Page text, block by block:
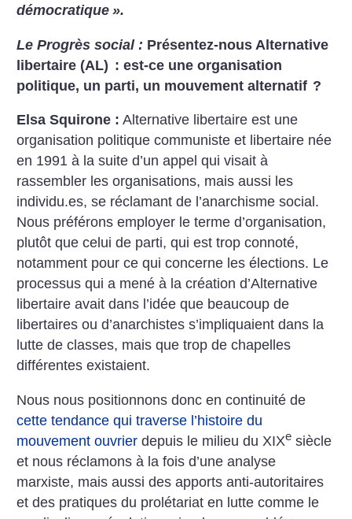
démocratique ».
Le Progrès social : Présentez-nous Alternative
libertaire (AL) : est-ce une organisation
politique, un parti, un mouvement alternatif ?
Elsa Squirone : Alternative libertaire est une
organisation politique communiste et libertaire née
en 1991 à la suite d’un appel qui visait à
rassembler les organisations, mais aussi les
individu.es, se réclamant de l’anarchisme social.
Nous préférons employer le terme d’organisation,
plutôt que celui de parti, qui est trop connoté,
notamment pour ce qui concerne les élections. Le
processus qui a mené à la création d’Alternative
libertaire avait dans l’idée que beaucoup de
libertaires ou d’anarchistes s’impliquaient dans la
lutte de classes, mais que trop de chapelles
différentes existaient.
Nous nous positionnons donc en continuité de
cette tendance qui traverse l’histoire du
mouvement ouvrier depuis le milieu du XIXe siècle
et nous réclamons à la fois d’une analyse
marxiste, mais aussi des apports anti-autoritaires
et des pratiques du prolétariat en lutte comme le